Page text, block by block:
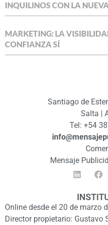
INQUILINOS CON LA
MARKETING: LA
CONFIANZA SÍ
Santiago de
Salta |
Tel: +54
Mensaje
Online desde el 20 de marzo
Director propietario: Gustavo